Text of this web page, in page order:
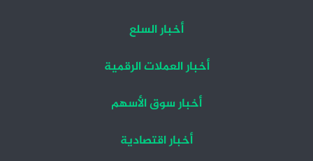
أخبار السلع
أخبار العملات الرقمية
أخبار سوق الأسهم
أخبار اقتصادية